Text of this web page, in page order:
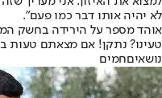
לא יהיה אותו דבר כמו פעם".
אוהד מספר על הירידה בחשק
טעינו? נתקן! אם מצאתם טעות
נושאיםחמים